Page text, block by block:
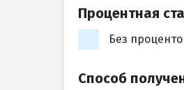
Процентная
Без
Способ